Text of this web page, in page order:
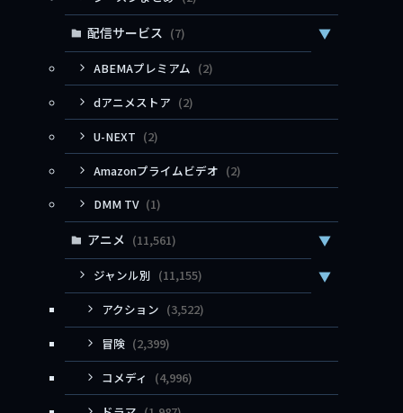
配信サービス (7) ▼
ABEMAプレミアム (2)
dアニメストア (2)
U-NEXT (2)
Amazonプライムビデオ (2)
DMM TV (1)
アニメ (11,561) ▼
ジャンル別 (11,155) ▼
アクション (3,522)
冒険 (2,399)
コメディ
(4,996)